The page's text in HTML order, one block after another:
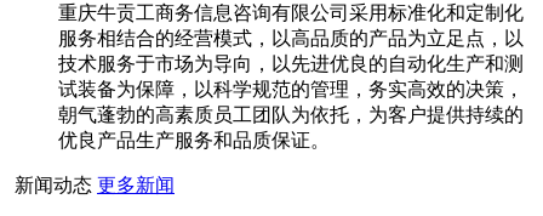
重庆牛贡工商务信息咨询有限公司采用标准化和定制化
服务相结合的经营模式，以高品质的产品为立足点，以
技术服务于市场为导向，以先进优良的自动化生产和测
试装备为保障，以科学规范的管理，务实高效的决策，
朝气蓬勃的高素质员工团队为依托，为客户提供持续的
优良产品生产服务和品质保证。
新闻动态 更多新闻